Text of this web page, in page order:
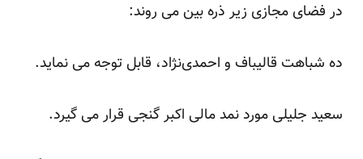
در فضای مجازی زیر ذره بین می روند:
ده شباهت قالیباف و احمدی‌نژاد، قابل توجه می نماید.
سعید جلیلی مورد نمد مالی اکبر گنجی قرار می گیرد.